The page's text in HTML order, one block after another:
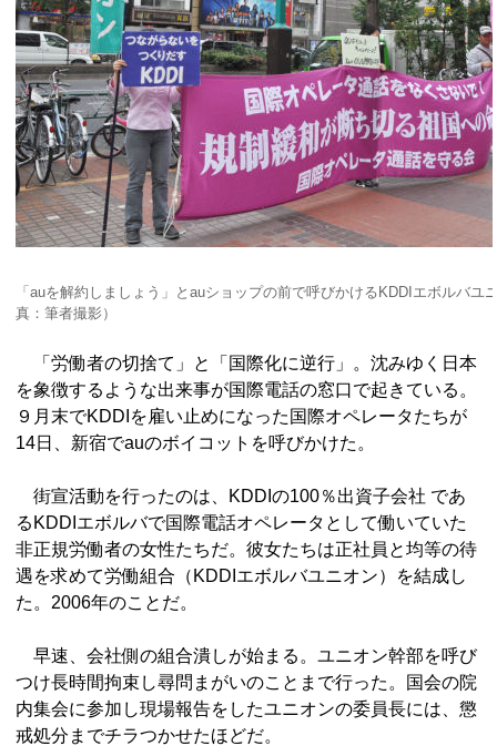
「auを解約しましょう」とauショップの前で呼びかけるKDDIエボルバユ
真：筆者撮影）
「労働者の切捨て」と「国際化に逆行」。沈みゆく日本
を象徴するような出来事が国際電話の窓口で起きている。
９月末でKDDIを雇い止めになった国際オペレータたちが
14日、新宿でauのボイコットを呼びかけた。
街宣活動を行ったのは、KDDIの100％出資子会社 であ
るKDDIエボルバで国際電話オペレータとして働いていた
非正規労働者の女性たちだ。彼女たちは正社員と均等の待
遇を求めて労働組合（KDDIエボルバユニオン）を結成し
た。2006年のことだ。
早速、会社側の組合潰しが始まる。ユニオン幹部を呼び
つけ長時間拘束し尋問まがいのことまで行った。国会の院
内集会に参加し現場報告をしたユニオンの委員長には、懲
戒処分までチラつかせたほどだ。